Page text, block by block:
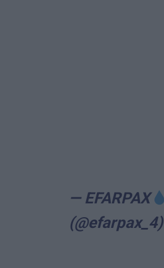
— EFARPAX
(@efarpax_4)